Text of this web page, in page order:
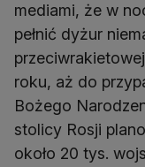
mediami, że w
pełnić dyżur
roku, aż do
Bożego
stolicy Rosji
około 20 tys.